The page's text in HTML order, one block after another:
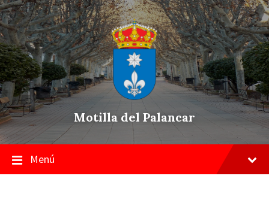
Skip
to
content
Saltar
a
la
navegación
principal
Saltar
a
pie
de
página
Motilla del Palancar
Menú